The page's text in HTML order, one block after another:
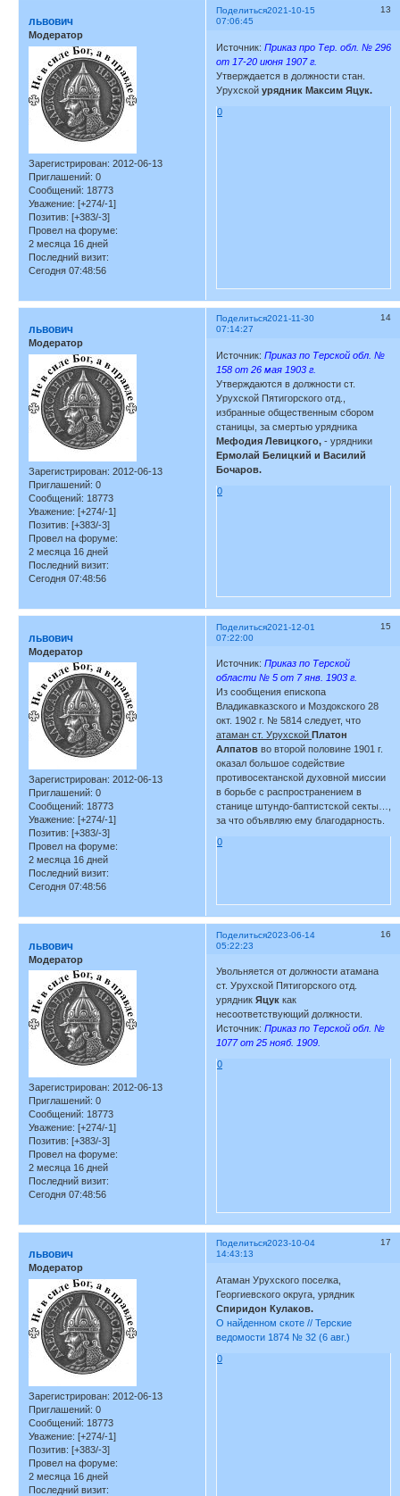
Поделиться 13
2021-10-15
07:06:45
львович
Модератор
Зарегистрирован: 2012-06-13
Приглашений: 0
Сообщений: 18773
Уважение: [+274/-1]
Позитив: [+383/-3]
Провел на форуме:
2 месяца 16 дней
Последний визит:
Сегодня 07:48:56
Источник:Приказ про Тер. обл. № 296
от 17-20 июня 1907 г.
Утверждается в должности стан.
Урухскойурядник Максим Яцук.
0
Поделиться 14
2021-11-30
07:14:27
львович
Модератор
Зарегистрирован: 2012-06-13
Приглашений: 0
Сообщений: 18773
Уважение: [+274/-1]
Позитив: [+383/-3]
Провел на форуме:
2 месяца 16 дней
Последний визит:
Сегодня 07:48:56
Источник:Приказ по Терской обл. №
158 от 26 мая 1903 г.
Утверждаются в должности ст.
Урухской Пятигорского отд.,
избранные общественным сбором
станицы, за смертью урядника
Мефодия Левицкого, - урядники
Ермолай Белицкий и Василий
Бочаров.
0
Поделиться 15
2021-12-01
07:22:00
львович
Модератор
Зарегистрирован: 2012-06-13
Приглашений: 0
Сообщений: 18773
Уважение: [+274/-1]
Позитив: [+383/-3]
Провел на форуме:
2 месяца 16 дней
Последний визит:
Сегодня 07:48:56
Источник:Приказ по Терской
области № 5 от 7 янв. 1903 г.
Из сообщения епископа
Владикавказского и Моздокского 28
окт. 1902 г. № 5814 следует, что
атаман ст. УрухскойПлатон
Алпатов во второй половине 1901 г.
оказал большое содействие
противосектанской духовной миссии
в борьбе с распространением в
станице штундо-баптистской секты…,
за что объявляю ему благодарность.
0
Поделиться 16
2023-06-14
05:22:23
львович
Модератор
Зарегистрирован: 2012-06-13
Приглашений: 0
Сообщений: 18773
Уважение: [+274/-1]
Позитив: [+383/-3]
Провел на форуме:
2 месяца 16 дней
Последний визит:
Сегодня 07:48:56
Увольняется от должности атамана
ст. Урухской Пятигорского отд.
урядникЯцук как
несоответствующий должности.
Источник:Приказ по Терской обл. №
1077 от 25 нояб. 1909.
0
Поделиться 17
2023-10-04
14:43:13
львович
Модератор
Зарегистрирован: 2012-06-13
Приглашений: 0
Сообщений: 18773
Уважение: [+274/-1]
Позитив: [+383/-3]
Провел на форуме:
2 месяца 16 дней
Последний визит:
Атаман Урухского поселка,
Георгиевского округа, урядник
Спиридон Кулаков.
О найденном скоте // Терские
ведомости 1874 № 32 (6 авг.)
0